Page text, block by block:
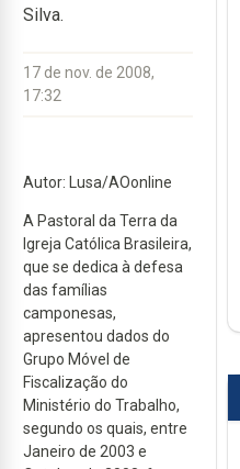
Silva.
17 de nov. de 2008,
17:32
Autor: Lusa/AOonline
A Pastoral da Terra da
Igreja Católica Brasileira,
que se dedica à defesa
das famílias
camponesas,
apresentou dados do
Grupo Móvel de
Fiscalização do
Ministério do Trabalho,
segundo os quais, entre
Janeiro de 2003 e